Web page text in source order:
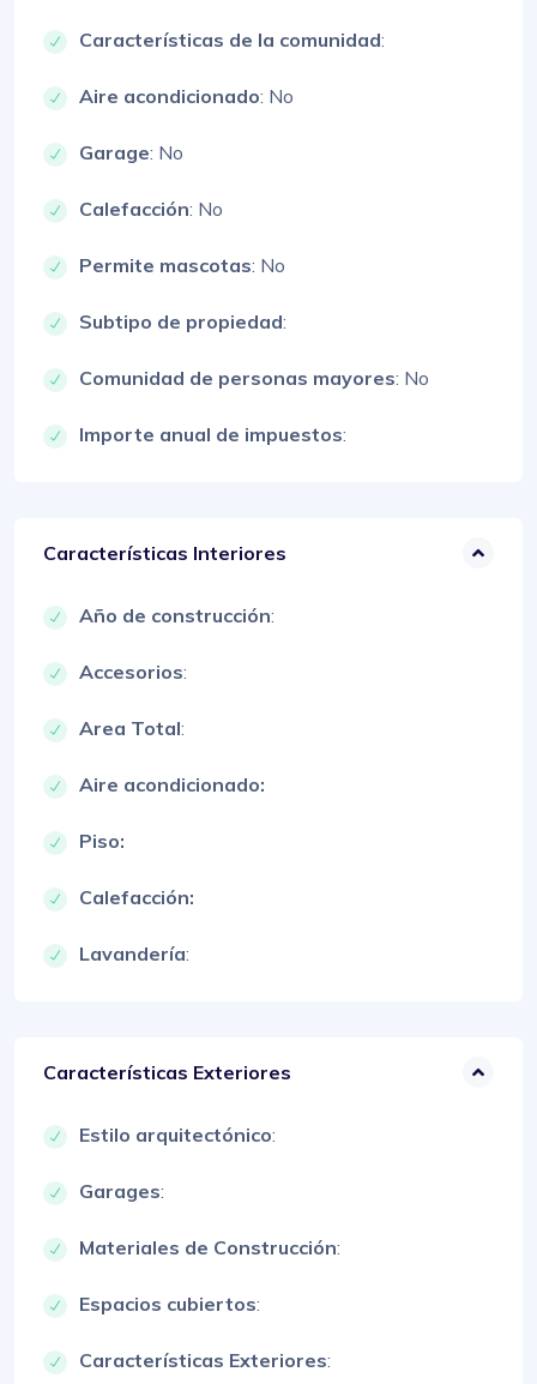
Características de la comunidad:
Aire acondicionado: No
Garage: No
Calefacción: No
Permite mascotas: No
Subtipo de propiedad:
Comunidad de personas mayores: No
Importe anual de impuestos:
Características Interiores
Año de construcción:
Accesorios:
Area Total:
Aire acondicionado:
Piso:
Calefacción:
Lavandería:
Características Exteriores
Estilo arquitectónico:
Garages:
Materiales de Construcción:
Espacios cubiertos:
Características Exteriores: